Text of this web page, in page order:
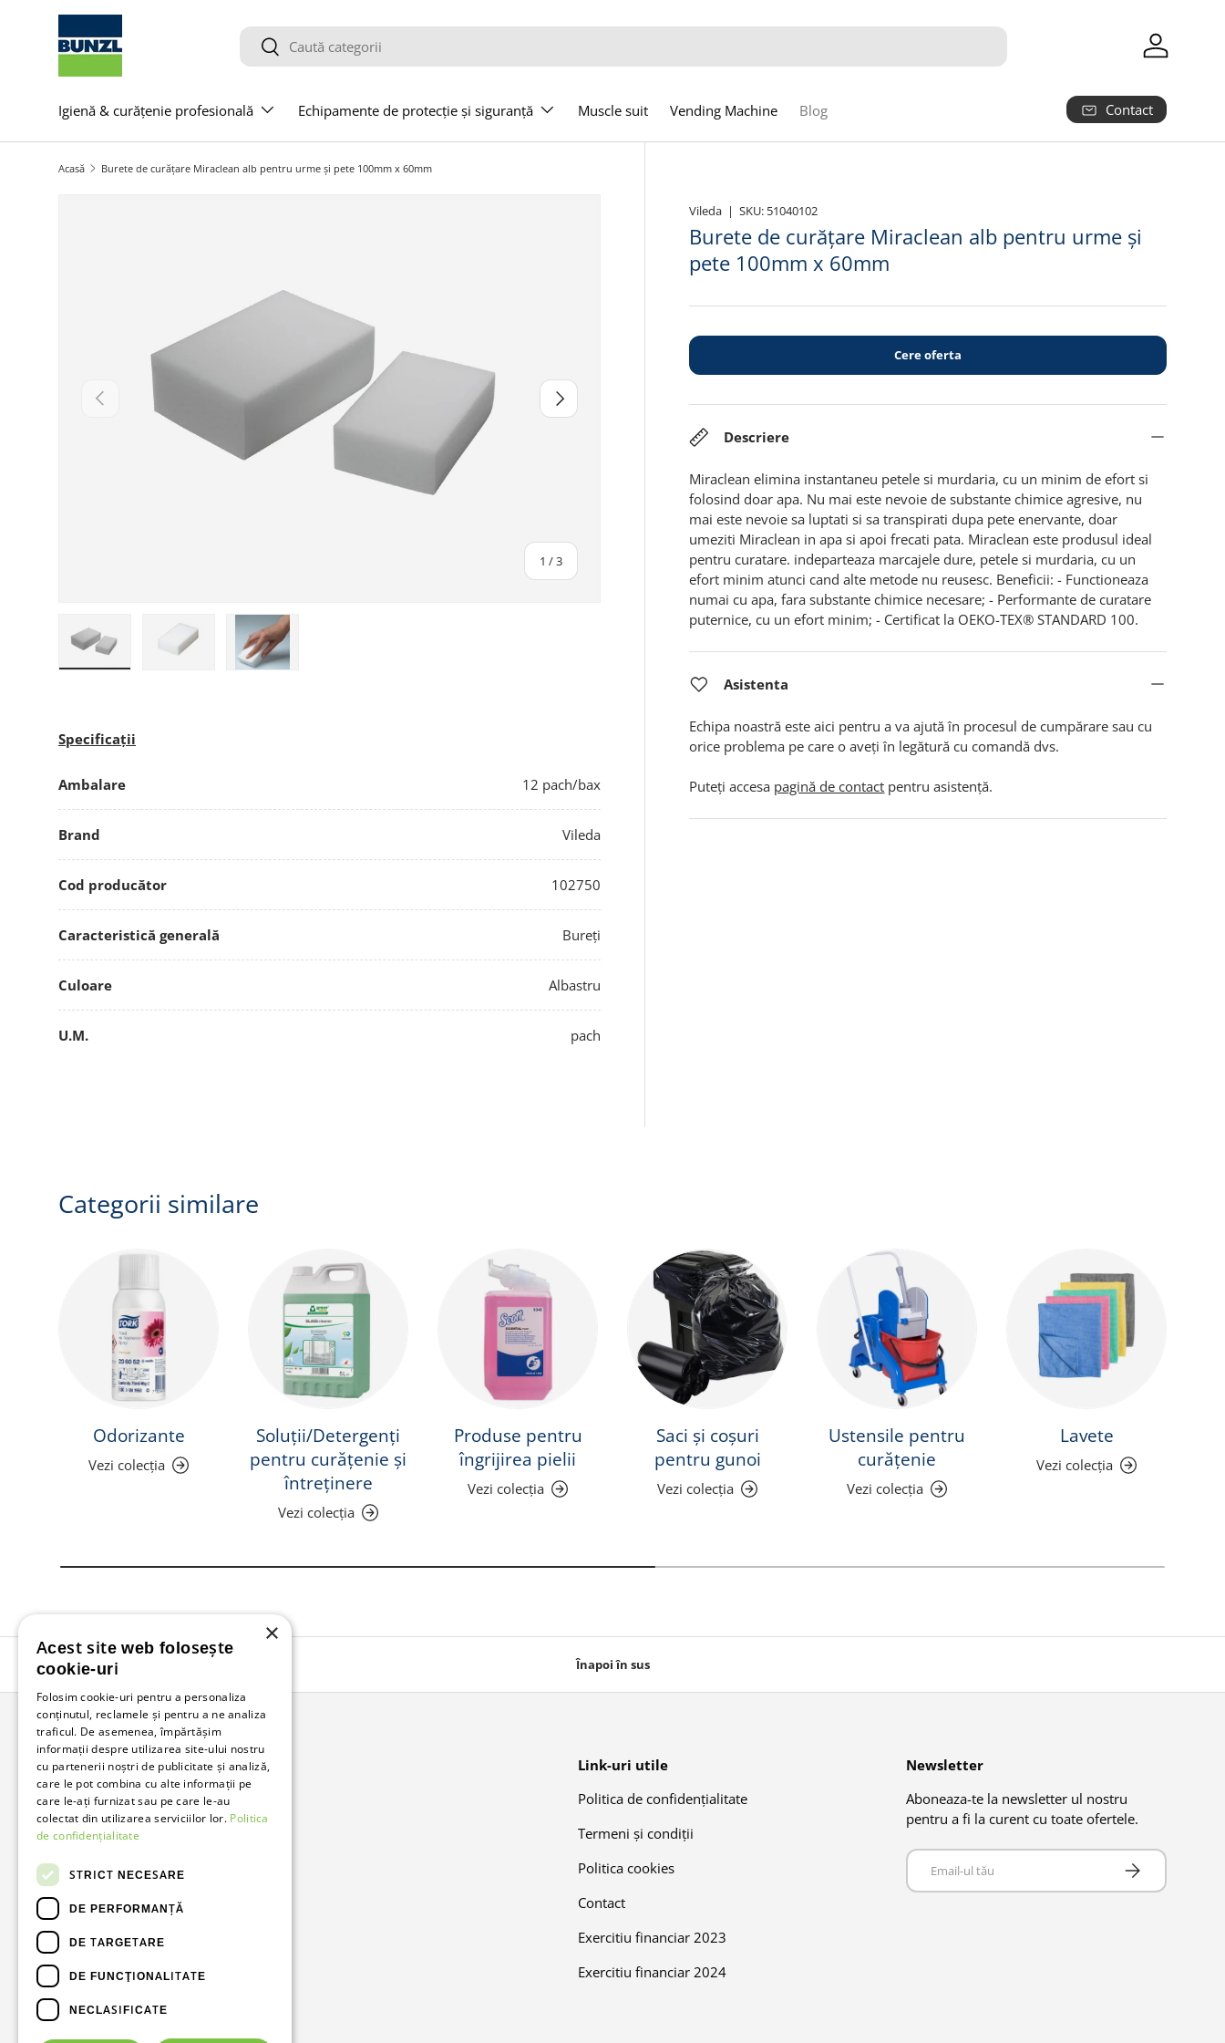
Salt la conținut Caută
Caută
Igienă & curățenie profesională Echipamente de protecție și siguranță Muscle suit Vending Machine Blog Contact
Acasă Burete de curățare Miraclean alb pentru urme și pete 100mm x 60mm
Anterior
1 /din
3
Următor
Vileda |SKU: 51040102
Burete de curățare Miraclean alb pentru urme și
pete 100mm x 60mm
Cere oferta
Descriere
Miraclean elimina instantaneu petele si murdaria, cu un minim de efort si
folosind doar apa. Nu mai este nevoie de substante chimice agresive, nu
mai este nevoie sa luptati si sa transpirati dupa pete enervante, doar
umeziti Miraclean in apa si apoi frecati pata. Miraclean este produsul ideal
pentru curatare. indeparteaza marcajele dure, petele si murdaria, cu un
efort minim atunci cand alte metode nu reusesc. Beneficii: - Functioneaza
numai cu apa, fara substante chimice necesare; - Performante de curatare
puternice, cu un efort minim; - Certificat la OEKO-TEX® STANDARD 100.
Asistenta
Echipa noastră este aici pentru a va ajută în procesul de cumpărare sau cu
orice problema pe care o aveți în legătură cu comandă dvs.
Puteți accesa pagină de contact pentru asistență.
Specificații
Ambalare 12 pach/bax
Brand Vileda
Cod producător 102750
Caracteristică generală Bureți
Culoare Albastru
U.M. pach
Categorii similare
Odorizante
Vezi colecția
Soluții/Detergenți
pentru curățenie și
întreținere
Vezi colecția
Produse pentru
îngrijirea pielii
Vezi colecția
Saci și coșuri
pentru gunoi
Vezi colecția
Ustensile pentru
curățenie
Vezi colecția
Lavete
Vezi colecția
Înapoi în sus
Bunzl Romania
Soluții complete pentru afacerea ta.
Link-uri utile
Politica de confidențialitate
Termeni și condiții
Politica cookies
Contact
Exercitiu financiar 2023
Exercitiu financiar 2024
Newsletter
Aboneaza-te la newsletter ul nostru
pentru a fi la curent cu toate ofertele.
Email Abonează-te
×
Acest site web folosește
cookie-uri
Folosim cookie-uri pentru a personaliza
conținutul, reclamele și pentru a ne analiza
traficul. De asemenea, împărtășim
informații despre utilizarea site-ului nostru
cu partenerii noștri de publicitate și analiză,
care le pot combina cu alte informații pe
care le-ați furnizat sau pe care le-au
colectat din utilizarea serviciilor lor. Politica
de confidențialitate
STRICT NECESARE
DE PERFORMANȚĂ
DE TARGETARE
DE FUNCŢIONALITATE
NECLASIFICATE